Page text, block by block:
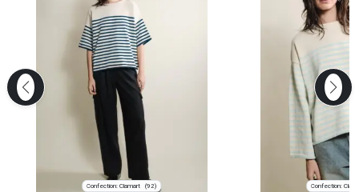
Confection: Clamart (92) Confection: